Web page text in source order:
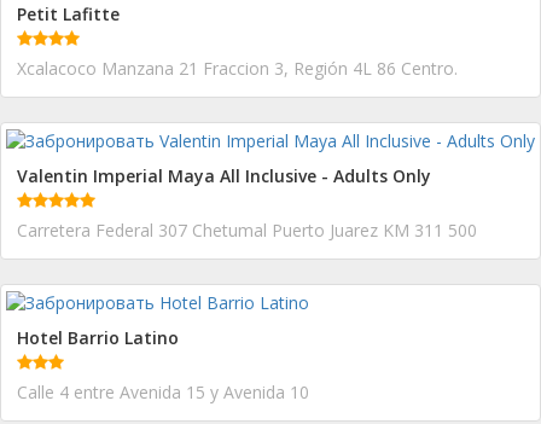
Petit Lafitte
Xcalacoco Manzana 21 Fraccion 3, Región 4L 86 Centro.
Valentin Imperial Maya All Inclusive - Adults Only
Carretera Federal 307 Chetumal Puerto Juarez KM 311 500
Hotel Barrio Latino
Calle 4 entre Avenida 15 y Avenida 10